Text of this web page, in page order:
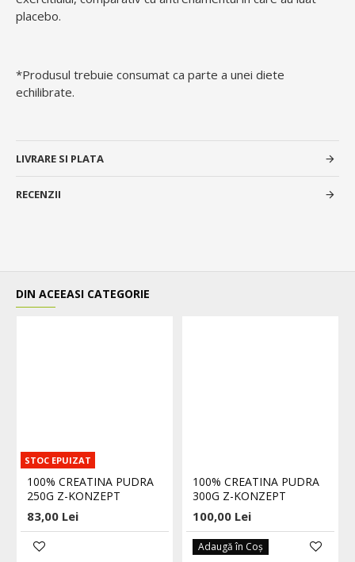
placebo.
*Produsul trebuie consumat ca parte a unei diete
echilibrate.
LIVRARE SI PLATA
RECENZII
DIN ACEEASI CATEGORIE
STOC EPUIZAT
100% CREATINA PUDRA
250G Z-KONZEPT
83,00 Lei
100% CREATINA PUDRA
300G Z-KONZEPT
100,00 Lei
Adaugă în Coş